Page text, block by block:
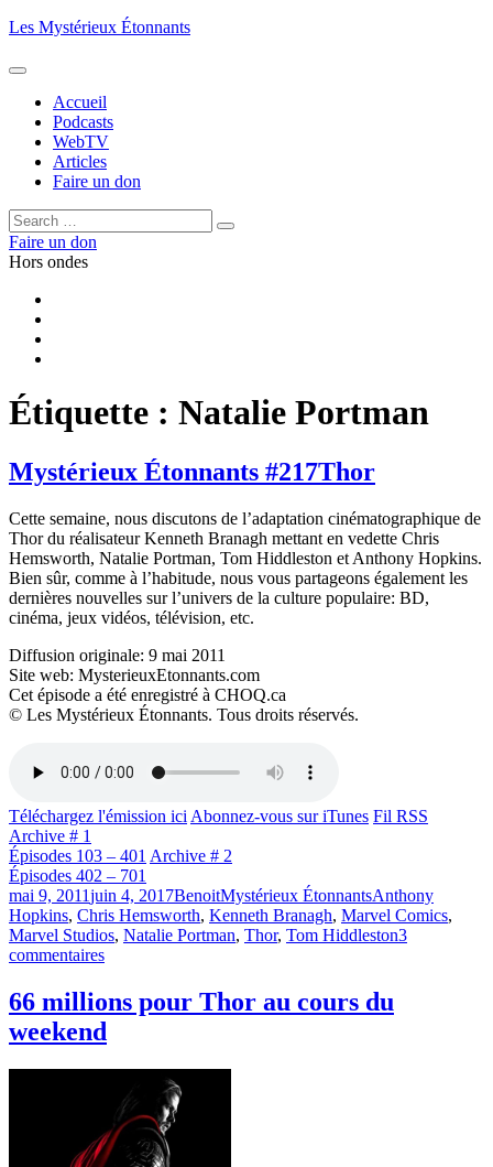
Aller
contenu
Les Mystérieux Étonnants
Accueil
Podcasts
WebTV
Articles
Faire un don
Rechercher :
Rechercher
Faire un don
Hors ondes
Étiquette : Natalie Portman
Mystérieux Étonnants #217Thor
Cette semaine, nous discutons de l’adaptation cinématographique de
Thor du réalisateur Kenneth Branagh mettant en vedette Chris
Hemsworth, Natalie Portman, Tom Hiddleston et Anthony Hopkins.
Bien sûr, comme à l’habitude, nous vous partageons également les
dernières nouvelles sur l’univers de la culture populaire: BD,
cinéma, jeux vidéos, télévision, etc.
Diffusion originale: 9 mai 2011
Site web: MysterieuxEtonnants.com
Cet épisode a été enregistré à CHOQ.ca
© Les Mystérieux Étonnants. Tous droits réservés.
Téléchargez l'émission ici Abonnez-vous sur iTunes Fil RSS
Archive # 1
Épisodes 103 – 401 Archive # 2
Épisodes 402 – 701
Publié
le
mai 9, 2011juin 4, 2017BenoitCatégories
Mystérieux ÉtonnantsÉtiquettes
Anthony
Hopkins, Chris Hemsworth, Kenneth Branagh, Marvel Comics,
Marvel Studios, Natalie Portman, Thor, Tom Hiddleston3
commentairessur
–
film
66 millions pour Thor au cours du
weekend